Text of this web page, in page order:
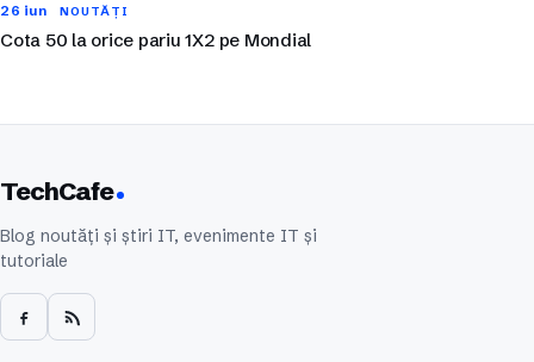
26 iun NOUTĂȚI
Cota 50 la orice pariu 1X2 pe Mondial
TechCafe
Blog noutăți și știri IT, evenimente IT și
tutoriale